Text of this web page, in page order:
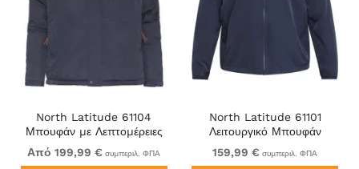
North Latitude 61104
Μπουφάν με Λεπτομέρειες
WP3000 Μπλε
Από 199,99 € συμπεριλ. ΦΠΑ
North Latitude 61101
Λειτουργικό Μπουφάν
WP3000 Ναυτικό Μπλε
159,99 € συμπεριλ. ΦΠΑ